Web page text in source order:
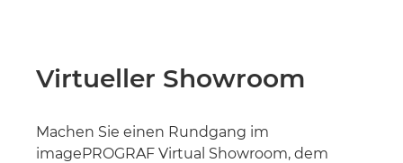
Virtueller Showroom
Machen Sie einen Rundgang im
imagePROGRAF Virtual Showroom, dem